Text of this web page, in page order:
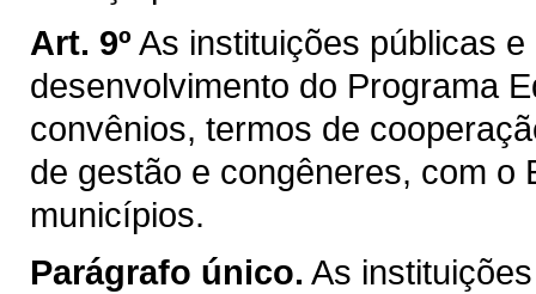
Art. 9º As instituições públicas
desenvolvimento do Programa
convênios, termos de
de gestão e congêneres, com o
municípios.
Parágrafo único. As